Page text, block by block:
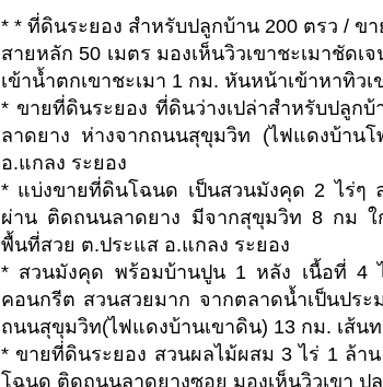
* * ที่ดินระยอง สำหรับปลูกบ้าน 200 ตรว / ข
สายหลัก 50 เมตร มองเห็นวิวเขาชะเมาชัด
เข้าน้ำตกเขาชะเมา 1 กม. หันหน้าเข้าหาทิวเ
* ขายที่ดินระยอง ที่ดินว่างเปล่าสำหรับปลูก
ลาดยาง ห่างจากถนนสุขุมวิท (ไฟแดงบ้า
อ.แกลง ระยอง
* แบ่งขายที่ดินโฉนด เป็นสวนมังคุด 2 ไร่ๆ
ผ่าน ติดถนนลาดยาง มีจากสุขุมวิท 8 กม ใ
พื้นที่สวย ต.ประแส อ.แกลง ระยอง
* สวนมังคุด พร้อมบ้านปูน 1 หลัง เนื้อที่ 4
คอนกรีต สวนสวยมาก จากตลาดน้ำเป็นปร
ถนนสุขุมวิท(ไฟแดงบ้านเขาดิน) 13 กม. เส้นท
* ขายที่ดินระยอง สวนผลไม้ผสม 3 ไร่ 1 ล้าน
โฉนด ติดถนนลาดยางซอย มองเห็นวิวเขา ป